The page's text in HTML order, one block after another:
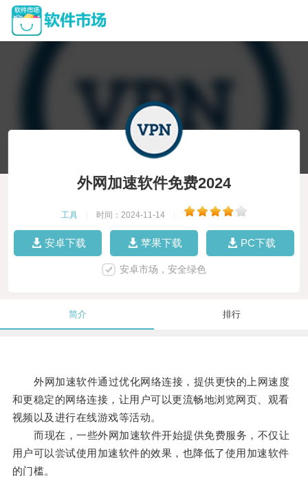
外网加速软件免费2024
工具 时间：2024-11-14
安卓下载 苹果下载 PC下载
安卓市场，安全绿色
简介 排行
外网加速软件通过优化网络连接，提供更快的上网速度
和更稳定的网络连接，让用户可以更流畅地浏览网页、观看
视频以及进行在线游戏等活动。
而现在，一些外网加速软件开始提供免费服务，不仅让
用户可以尝试使用加速软件的效果，也降低了使用加速软件
的门槛。